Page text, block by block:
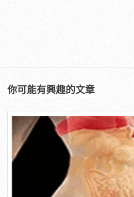
你可能有興趣的文章